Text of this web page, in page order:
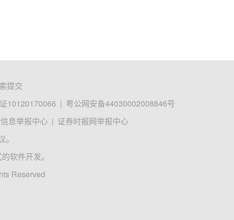
提交
10120170066 | 粤公网安备44030002008846号
息举报中心 | 证券时报网举报中心
软件开发。
Reserved